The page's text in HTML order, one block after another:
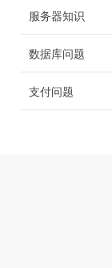
服务器知识
数据库问题
支付问题